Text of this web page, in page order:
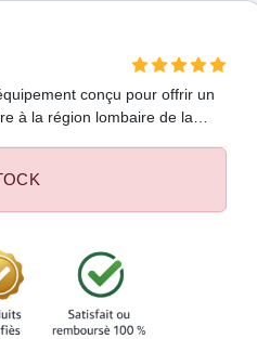
conçu pour offrir un
à la région lombaire de la
prévenir les blessures.